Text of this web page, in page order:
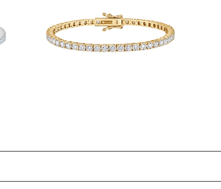
2mm Moissanite S925 TENNIS BRAC
ELET - Gold